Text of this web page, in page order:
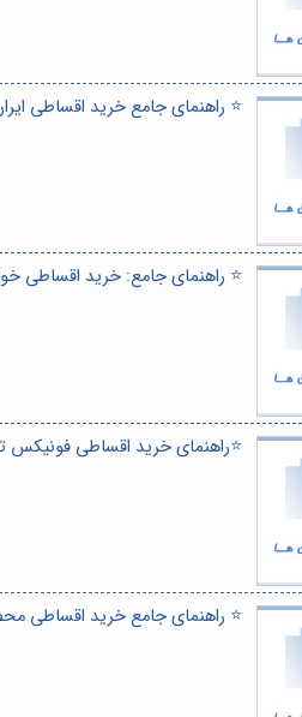
⭐️ راهنمای جامع خرید اقساطی
⭐️ راهنمای جامع: خرید اقساطی
⭐️راهنمای خرید اقساطی فونیکس تیگو 7 پرو در سال 1403: صفر تا صد شرایط
⭐️ راهنمای جامع خرید اقساطی